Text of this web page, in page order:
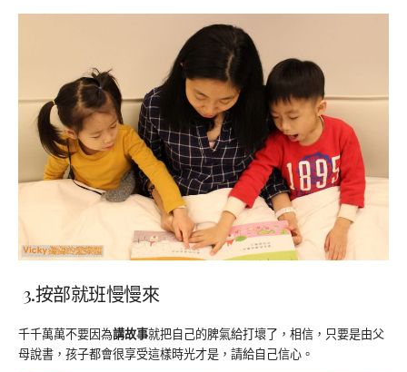
3.按部就班慢慢來
千千萬萬不要因為講故事就把自己的脾氣給打壞了，相信，只要是由父
母說書，孩子都會很享受這樣時光才是，請給自己信心。